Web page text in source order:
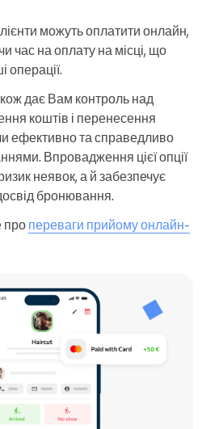
можуть оплатити онлайн,
час на оплату на місці, що
операції.
дає Вам контроль над
коштів і перенесення
ефективно та справедливо
Впровадження цієї опції
неявок, а й забезпечує
бронювання.
про переваги прийому онлайн-